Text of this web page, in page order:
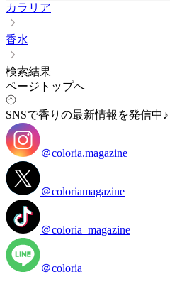
カラリア
香水
検索結果
ページトップへ
SNSで香りの最新情報を発信中♪
＠coloria.magazine
＠coloriamagazine
＠coloria_magazine
＠coloria